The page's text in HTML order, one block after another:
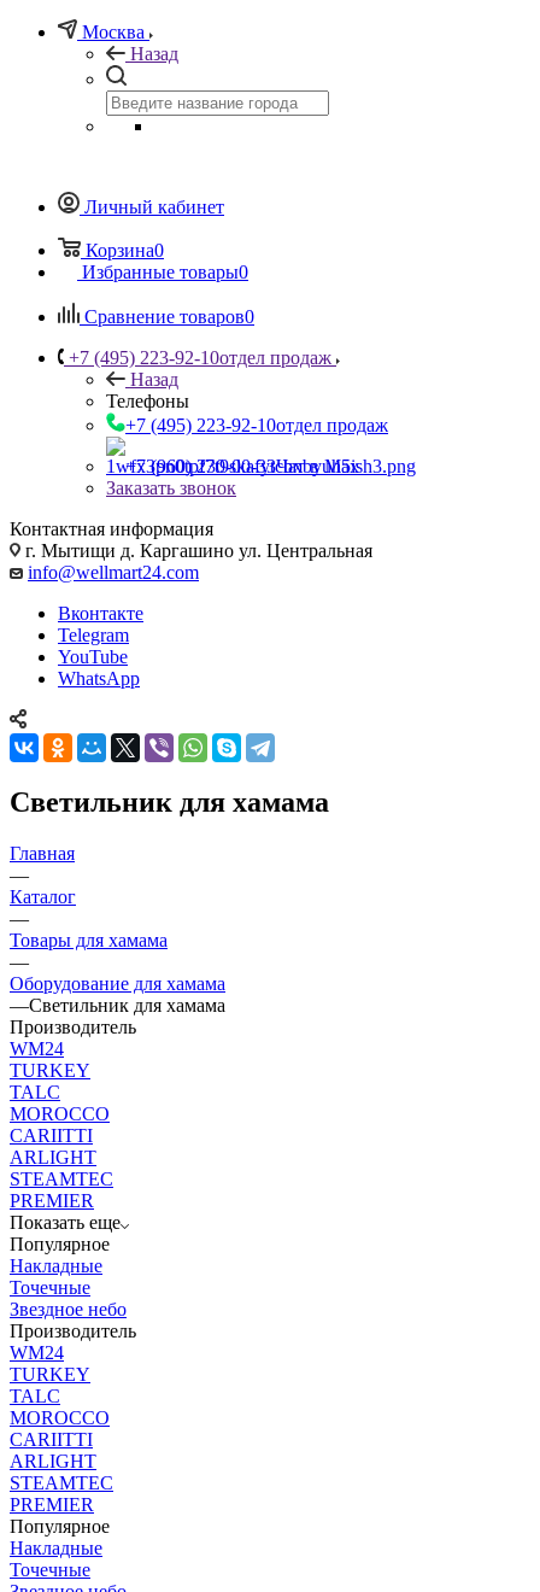
Москва
Назад
Личный кабинет
Корзина0
Избранные товары0
Сравнение товаров0
+7 (495) 223-92-10отдел продаж
Назад
Телефоны
+7 (495) 223-92-10отдел продаж
+7 (960) 230-00-33Чат в Max
Заказать звонок
Контактная информация
г. Мытищи д. Каргашино ул. Центральная
info@wellmart24.com
Вконтакте
Telegram
YouTube
WhatsApp
Светильник для хамама
Главная
—
Каталог
—
Товары для хамама
—
Оборудование для хамама
—Светильник для хамама
Производитель
WM24
TURKEY
TALC
MOROCCO
CARIITTI
ARLIGHT
STEAMTEC
PREMIER
Показать еще
Популярное
Накладные
Точечные
Звездное небо
Производитель
WM24
TURKEY
TALC
MOROCCO
CARIITTI
ARLIGHT
STEAMTEC
PREMIER
Популярное
Накладные
Точечные